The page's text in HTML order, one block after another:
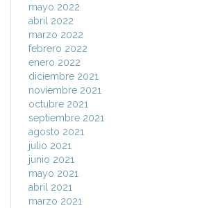
mayo 2022
abril 2022
marzo 2022
febrero 2022
enero 2022
diciembre 2021
noviembre 2021
octubre 2021
septiembre 2021
agosto 2021
julio 2021
junio 2021
mayo 2021
abril 2021
marzo 2021